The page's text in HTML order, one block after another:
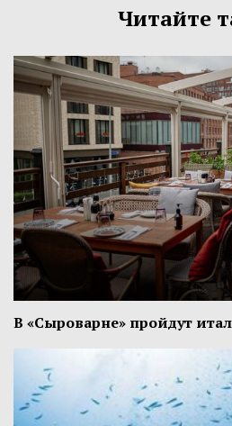
Читайте
В «Сыроварне» пройдут